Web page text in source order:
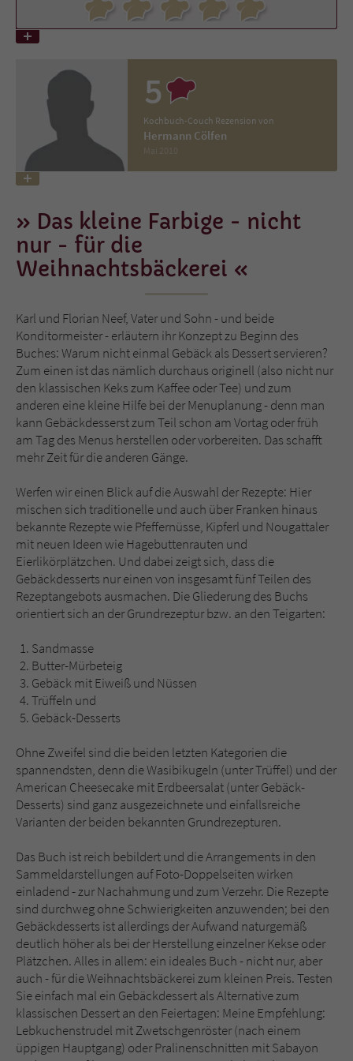
5
Kochbuch-Couch Rezension von
Hermann Cölfen
Das kleine Farbige - nicht
nur - für die
Weihnachtsbäckerei
Karl und Florian Neef, Vater und Sohn - und beide
Konditormeister - erläutern ihr Konzept zu Beginn des
Buches: Warum nicht einmal Gebäck als Dessert servieren?
Zum einen ist das nämlich durchaus originell (also nicht nur
den klassischen Keks zum Kaffee oder Tee) und zum
anderen eine kleine Hilfe bei der Menuplanung - denn man
kann Gebäckdesserst zum Teil schon am Vortag oder früh
am Tag des Menus herstellen oder vorbereiten. Das schafft
mehr Zeit für die anderen Gänge.
Werfen wir einen Blick auf die Auswahl der Rezepte: Hier
mischen sich traditionelle und auch über Franken hinaus
bekannte Rezepte wie Pfeffernüsse, Kipferl und Nougattaler
mit neuen Ideen wie Hagebuttenrauten und
Eierlikörplätzchen. Und dabei zeigt sich, dass die
Gebäckdesserts nur einen von insgesamt fünf Teilen des
Rezeptangebots ausmachen. Die Gliederung des Buchs
orientiert sich an der Grundrezeptur bzw. an den Teigarten:
Sandmasse
Butter-Mürbeteig
Gebäck mit Eiweiß und Nüssen
Trüffeln und
Gebäck-Desserts
Ohne Zweifel sind die beiden letzten Kategorien die
spannendsten, denn die Wasibikugeln (unter Trüffel) und der
American Cheesecake mit Erdbeersalat (unter Gebäck-
Desserts) sind ganz ausgezeichnete und einfallsreiche
Varianten der beiden bekannten Grundrezepturen.
Das Buch ist reich bebildert und die Arrangements in den
Sammeldarstellungen auf Foto-Doppelseiten wirken
einladend - zur Nachahmung und zum Verzehr. Die Rezepte
sind durchweg ohne Schwierigkeiten anzuwenden; bei den
Gebäckdesserts ist allerdings der Aufwand naturgemäß
deutlich höher als bei der Herstellung einzelner Kekse oder
Plätzchen. Alles in allem: ein ideales Buch - nicht nur, aber
auch - für die Weihnachtsbäckerei zum kleinen Preis. Testen
Sie einfach mal ein Gebäckdessert als Alternative zum
klassischen Dessert an den Feiertagen: Meine Empfehlung:
Lebkuchenstrudel mit Zwetschgenröster (nach einem
üppigen Hauptgang) oder Pralinenschnitten mit Sabayon
Name
Anbieter Literatur-Couch Medien GmbH & Co. KG
Laufzeit
Zweck
Literatur-Couch Medien GmbH & Co. KG
Laufzeit Session
Zweck
Kommunikation der Webseite mit dem
Benutzer. Es wird benötigt um z. B. den
Sicherheitscode des Kontaktformulars zu
überprüfen.